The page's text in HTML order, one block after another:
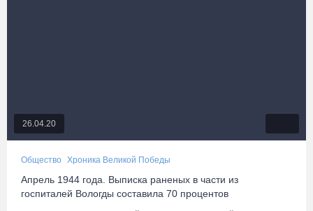
26.04.20
Общество Хроника Великой Победы
Апрель 1944 года. Выписка раненых в части из
госпиталей Вологды составила 70 процентов